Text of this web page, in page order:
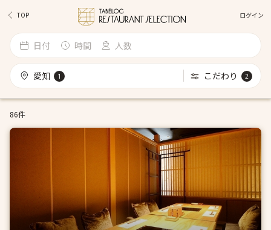
TOP ログイン
日付 時間 人数
愛知 1 こだわり 2
86件